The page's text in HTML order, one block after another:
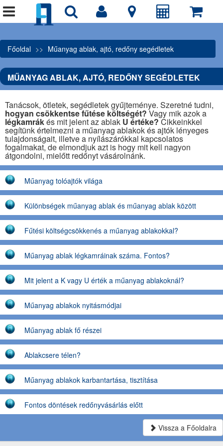
Főoldal Műanyag ablak, ajtó, redőny segédletek
MŰANYAG ABLAK, AJTÓ, REDŐNY SEGÉDLETEK
Tanácsok, ötletek, segédletek gyűjteménye. Szeretné tudni,
hogyan csökkentse fűtése költségét?Vagy mik azok a
légkamrákés mit jelent az ablak U értéke?Cikkeinkkel
segítünk értelmezni a műanyag ablakok és ajtók lényeges
tulajdonságait, illetve a nyílászárókkal kapcsolatos
fogalmakat, de elmondjuk azt is hogy mit kell nagyon
átgondolni, mielőtt redőnyt vásárolnánk.
Műanyag tolóajtók világa
Különbségek műanyag ablak és műanyag ablak között
Fűtési költségcsökkenés a műanyag ablakokkal?
Műanyag ablak légkamráinak száma. Fontos?
Mit jelent a K vagy U érték a műanyag ablakoknál?
Műanyag ablakok nyitásmódjai
Műanyag ablak fő részei
Ablakcsere télen?
Műanyag ablakok karbantartása, tisztítása
Fontos döntések redőnyvásárlás előtt
Vissza a Főoldalra